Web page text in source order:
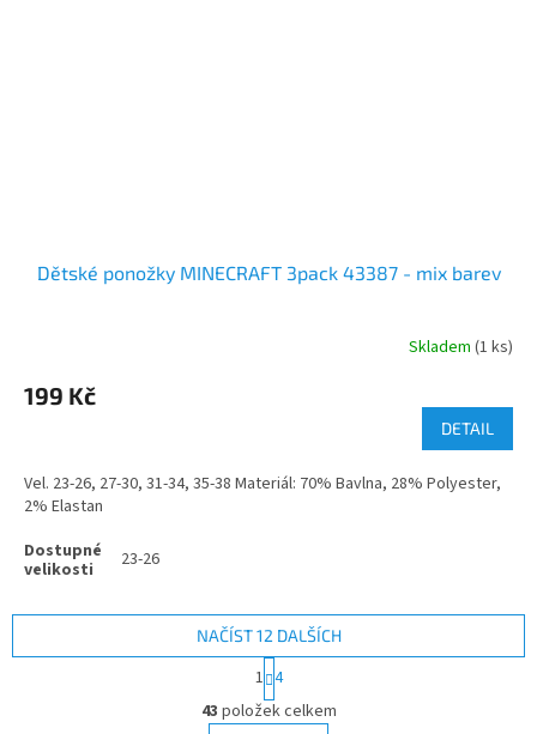
Dětské ponožky MINECRAFT 3pack 43387 - mix barev
Skladem (1 ks)
199 Kč
DETAIL
Vel. 23-26, 27-30, 31-34, 35-38 Materiál: 70% Bavlna, 28% Polyester,
2% Elastan
23-26
O
v
NAČÍST 12 DALŠÍCH
S
t
r
á
1 4
43 položek celkem